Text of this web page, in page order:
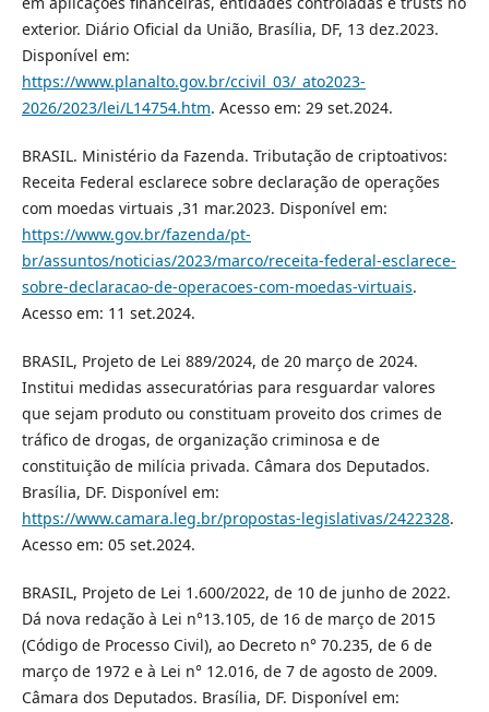
exterior. Diário Oficial da União, Brasília, DF, 13 dez.2023.
Disponível em:
https://www.planalto.gov.br/ccivil_03/_ato2023-
2026/2023/lei/L14754.htm. Acesso em: 29 set.2024.
BRASIL. Ministério da Fazenda. Tributação de criptoativos:
Receita Federal esclarece sobre declaração de operações
com moedas virtuais ,31 mar.2023. Disponível em:
https://www.gov.br/fazenda/pt-
br/assuntos/noticias/2023/marco/receita-federal-esclarece-
sobre-declaracao-de-operacoes-com-moedas-virtuais.
Acesso em: 11 set.2024.
BRASIL, Projeto de Lei 889/2024, de 20 março de 2024.
Institui medidas assecuratórias para resguardar valores
que sejam produto ou constituam proveito dos crimes de
tráfico de drogas, de organização criminosa e de
constituição de milícia privada. Câmara dos Deputados.
Brasília, DF. Disponível em:
https://www.camara.leg.br/propostas-legislativas/2422328.
Acesso em: 05 set.2024.
BRASIL, Projeto de Lei 1.600/2022, de 10 de junho de 2022.
Dá nova redação à Lei n°13.105, de 16 de março de 2015
(Código de Processo Civil), ao Decreto n° 70.235, de 6 de
março de 1972 e à Lei n° 12.016, de 7 de agosto de 2009.
Câmara dos Deputados. Brasília, DF. Disponível em: